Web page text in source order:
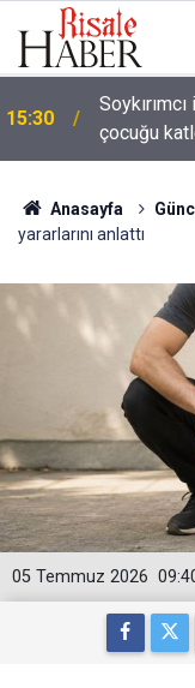
15:30
çocuğu
Anasayfa
yararlarını anlattı
05 Temmuz 2026